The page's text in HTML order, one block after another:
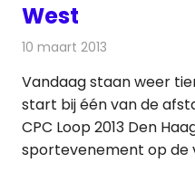
West
10 maart 2013
Vandaag staan weer
start bij één van de
CPC Loop 2013 Den
sportevenement op de